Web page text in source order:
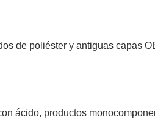
de poliéster y antiguas capas
ácido, productos